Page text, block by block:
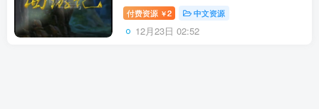
付费资源 ￥2 中文资源
12月23日 02:52